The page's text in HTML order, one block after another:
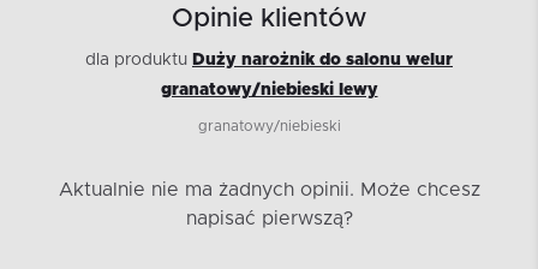
Opinie klientów
dla produktu Duży narożnik do salonu welur
granatowy/niebieski lewy
granatowy/niebieski
Aktualnie nie ma żadnych opinii. Może chcesz
napisać pierwszą?